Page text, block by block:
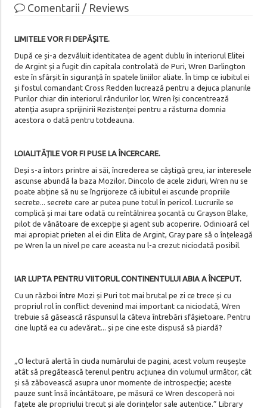
Comentarii / Reviews
LIMITELE VOR FI DEPĂȘITE.
După ce și-a dezvăluit identitatea de agent dublu în interiorul Elitei
de Argint și a fugit din capitala controlată de Puri, Wren Darlington
este în sfârșit în siguranță în spatele liniilor aliate. În timp ce iubitul ei
și fostul comandant Cross Redden lucrează pentru a dejuca planurile
Purilor chiar din interiorul rândurilor lor, Wren își concentrează
atenția asupra sprijinirii Rezistenței pentru a răsturna domnia
acestora o dată pentru totdeauna.
LOIALITĂȚILE VOR FI PUSE LA ÎNCERCARE.
Deși s-a întors printre ai săi, încrederea se câștigă greu, iar interesele
ascunse abundă la baza Mozilor. Dincolo de acele ziduri, Wren nu se
poate abține să nu se îngrijoreze că iubitul ei ascunde propriile
secrete... secrete care ar putea pune totul în pericol. Lucrurile se
complică și mai tare odată cu reîntâlnirea șocantă cu Grayson Blake,
pilot de vânătoare de excepție și agent sub acoperire. Odinioară cel
mai apropiat prieten al ei din Elita de Argint, Gray pare să o înțeleagă
pe Wren la un nivel pe care aceasta nu l-a crezut niciodată posibil.
IAR LUPTA PENTRU VIITORUL CONTINENTULUI ABIA A ÎNCEPUT.
Cu un război între Mozi și Puri tot mai brutal pe zi ce trece și cu
propriul rol în conflict devenind mai important ca niciodată, Wren
trebuie să găsească răspunsul la câteva întrebări sfâșietoare. Pentru
cine luptă ea cu adevărat... și pe cine este dispusă să piardă?
„O lectură alertă în ciuda numărului de pagini, acest volum reuşește
atât să pregătească terenul pentru acțiunea din volumul următor, cât
și să zăbovească asupra unor momente de introspecție; aceste
pauze sunt însă încântătoare, pe măsură ce Wren descoperă noi
fațete ale propriului trecut și ale dorințelor sale autentice.” Library